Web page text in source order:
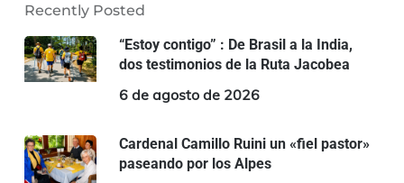
Recently Posted
“Estoy contigo” : De Brasil a la India,
dos testimonios de la Ruta Jacobea
6 de agosto de 2026
Cardenal Camillo Ruini un «fiel pastor»
paseando por los Alpes